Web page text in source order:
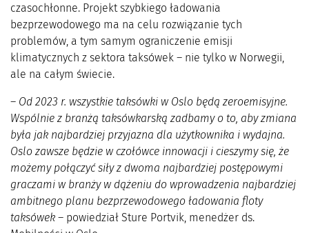
czasochłonne. Projekt szybkiego ładowania
bezprzewodowego ma na celu rozwiązanie tych
problemów, a tym samym ograniczenie emisji
klimatycznych z sektora taksówek – nie tylko w Norwegii,
ale na całym świecie.
– Od 2023 r. wszystkie taksówki w Oslo będą zeroemisyjne.
Wspólnie z branżą taksówkarską zadbamy o to, aby zmiana
była jak najbardziej przyjazna dla użytkownika i wydajna.
Oslo zawsze będzie w czołówce innowacji i cieszymy się, że
możemy połączyć siły z dwoma najbardziej postępowymi
graczami w branży w dążeniu do wprowadzenia najbardziej
ambitnego planu bezprzewodowego ładowania floty
taksówek – powiedział Sture Portvik, menedżer ds.